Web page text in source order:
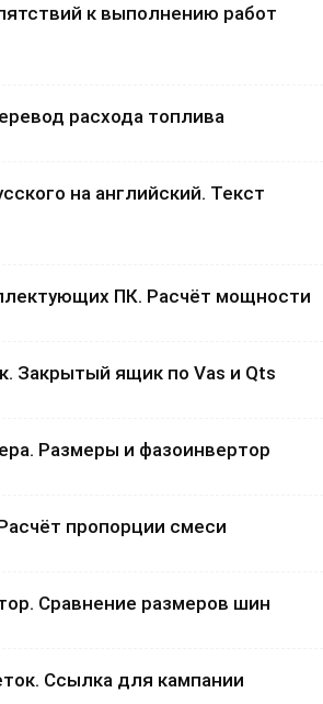
к выполнению работ
расхода топлива
на английский. Текст
ПК. Расчёт мощности
Закрытый ящик по Vas и Qts
Размеры и фазоинвертор
пропорции смеси
Сравнение размеров шин
Ссылка для кампании